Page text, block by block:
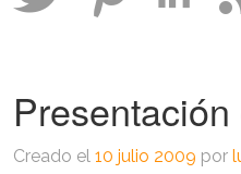
Creado el 10 julio 2009 por